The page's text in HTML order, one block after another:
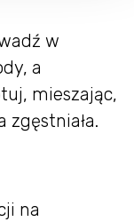
w
a
mieszając,
zgęstniała.
na